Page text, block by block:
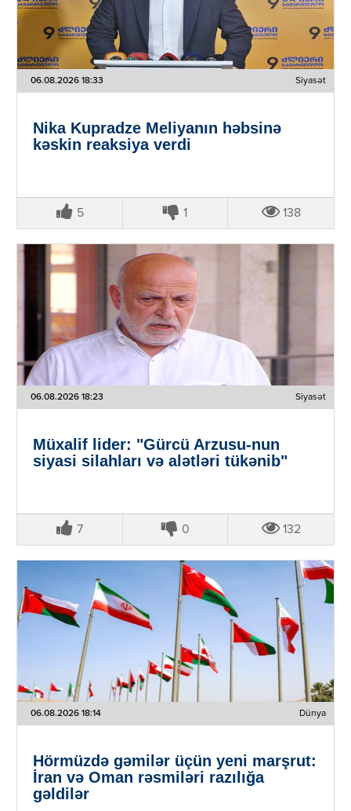
06.08.2026 18:33 Siyasət
Nika Kupradze Meliyanın həbsinə
kəskin reaksiya verdi
5 1 138
06.08.2026 18:23 Siyasət
Müxalif lider: "Gürcü Arzusu-nun
siyasi silahları və alətləri tükənib"
7 0 132
06.08.2026 18:14 Dünya
Hörmüzdə gəmilər üçün yeni marşrut:
İran və Oman rəsmiləri razılığa
gəldilər